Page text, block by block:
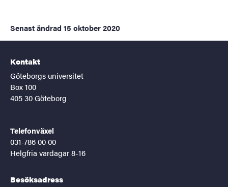
Senast ändrad 15 oktober 2020
Kontakt
Göteborgs universitet
Box 100
405 30 Göteborg
Telefonväxel
031-786 00 00
Helgfria vardagar 8-16
Besöksadress